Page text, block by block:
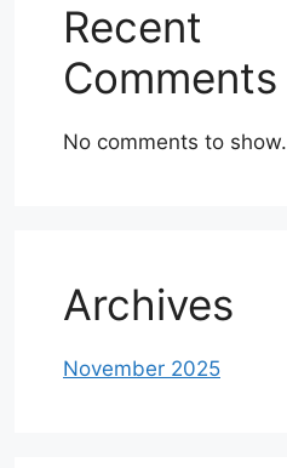
Recent
Comments
No comments to show.
Archives
November 2025